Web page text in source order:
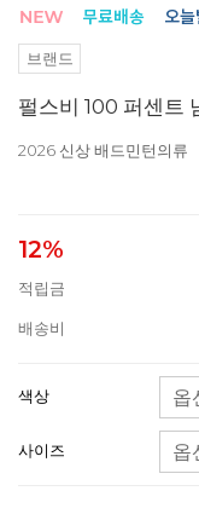
브랜드
펄스비 100 퍼센트
2026 신상 배드민턴의류
12%
적립금
배송비
색상
사이즈